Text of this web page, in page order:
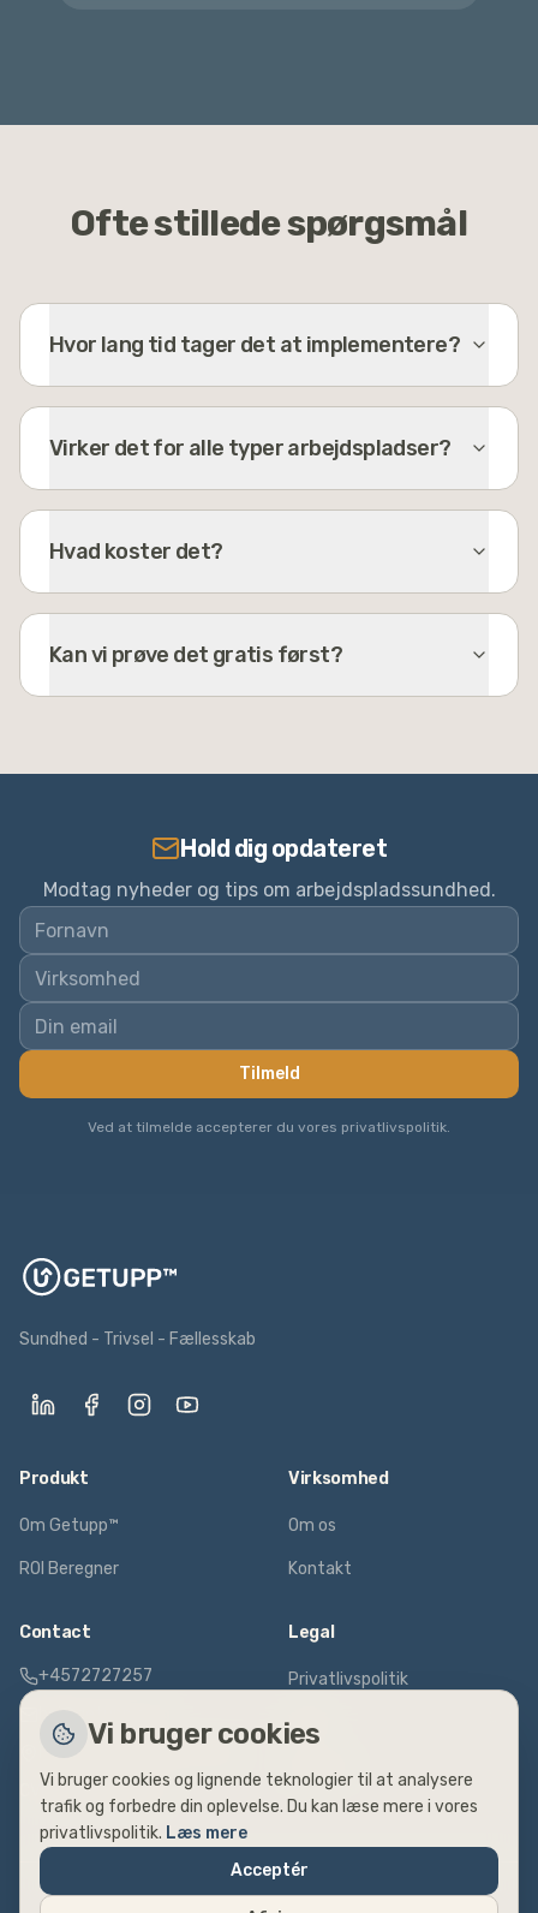
Vi bruger cookies
Vi bruger cookies og lignende teknologier til at analysere
trafik og forbedre din oplevelse. Du kan læse mere i vores
privatlivspolitik. Læs mere
Acceptér
Ofte stillede spørgsmål
Hvor lang tid tager det at implementere?
Virker det for alle typer arbejdspladser?
Hvad koster det?
Kan vi prøve det gratis først?
Hold dig opdateret
Modtag nyheder og tips om arbejdspladssundhed.
Tilmeld
Ved at tilmelde accepterer du vores privatlivspolitik.
Sundhed - Trivsel - Fællesskab
Produkt
Om Getupp™
ROI Beregner
Virksomhed
Om os
Kontakt
Contact
+4572727257
Fælledvej 17, 7600 Struer
CVR:DK40654259
Legal
Privatlivspolitik
Vilkår